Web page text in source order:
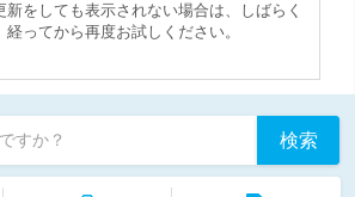
新をしても表示されない場合は、しばらく
経ってから再度お試しください。
すか？ 検索